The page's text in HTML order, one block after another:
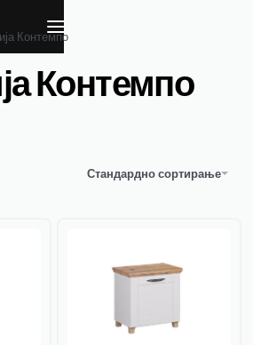
Контемпо
Контемпо
Стандардно сортирање